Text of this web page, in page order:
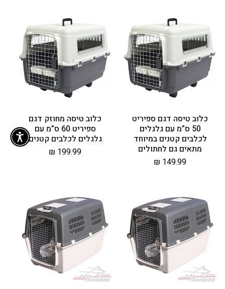
כלוב טיסה דגם ספיריט
50 ס”מ עם גלגלים
לכלבים קטנים במיוחד
מתאים גם לחתולים
מחיר
149.99 ₪
כלוב טיסה מחוזק דגם
ספיריט 60 ס”מ עם
גלגלים לכלבים קטנים
מחיר
199.99 ₪